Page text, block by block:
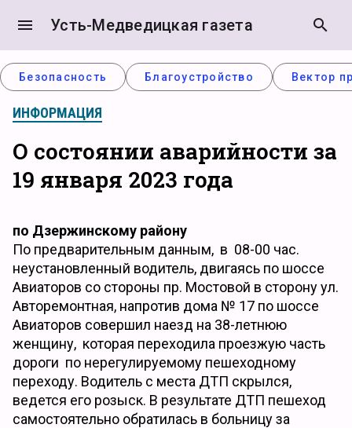
menu Усть-Медведицкая газета search
Безопасность Благоустройство Вектор
ИНФОРМАЦИЯ
О состоянии аварийности за
19 января 2023 года
по Дзержинскому району
По предварительным данным, в 08-00 час.
неустановленный водитель, двигаясь по шоссе
Авиаторов со стороны пр. Мостовой в сторону ул.
Авторемонтная, напротив дома № 17 по шоссе
Авиаторов совершил наезд на 38-летнюю
женщину, которая переходила проезжую часть
дороги по нерегулируемому пешеходному
переходу. Водитель с места ДТП скрылся,
ведется его розыск. В результате ДТП пешеход
самостоятельно обратилась в больницу за